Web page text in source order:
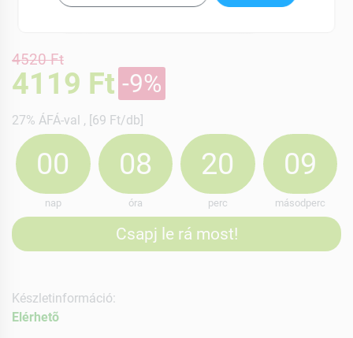
4520 Ft
4119 Ft -9%
27% ÁFÁ-val , [69 Ft/db]
00
nap
08
óra
20
perc
08
másodperc
Csapj le rá most!
Készletinformáció:
Elérhetõ